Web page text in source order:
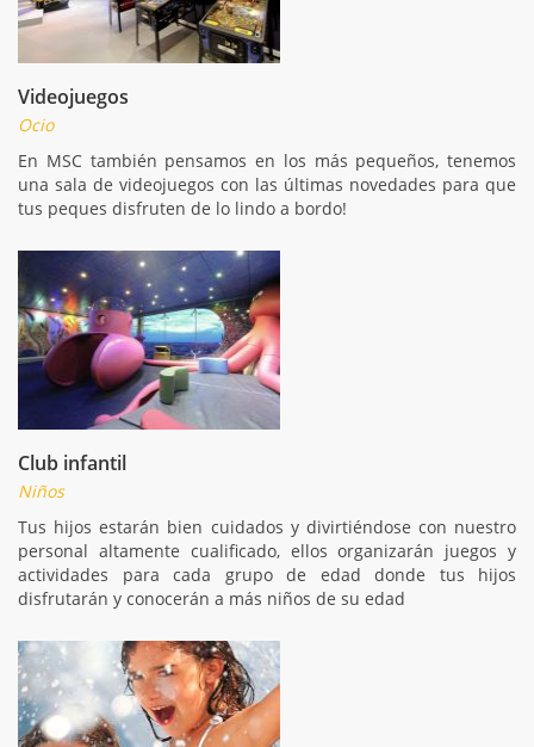
Videojuegos
Ocio
En MSC también pensamos en los más pequeños, tenemos
una sala de videojuegos con las últimas novedades para que
tus peques disfruten de lo lindo a bordo!
Club infantil
Niños
Tus hijos estarán bien cuidados y divirtiéndose con nuestro
personal altamente cualificado, ellos organizarán juegos y
actividades para cada grupo de edad donde tus hijos
disfrutarán y conocerán a más niños de su edad